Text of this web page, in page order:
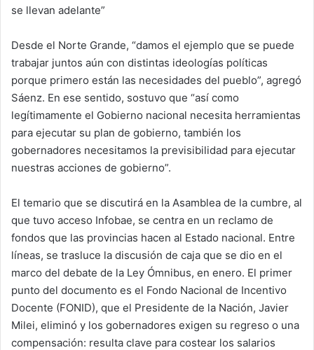
se llevan adelante”
Desde el Norte Grande, “damos el ejemplo que se puede
trabajar juntos aún con distintas ideologías políticas
porque primero están las necesidades del pueblo”, agregó
Sáenz. En ese sentido, sostuvo que “así como
legítimamente el Gobierno nacional necesita herramientas
para ejecutar su plan de gobierno, también los
gobernadores necesitamos la previsibilidad para ejecutar
nuestras acciones de gobierno”.
El temario que se discutirá en la Asamblea de la cumbre, al
que tuvo acceso Infobae, se centra en un reclamo de
fondos que las provincias hacen al Estado nacional. Entre
líneas, se trasluce la discusión de caja que se dio en el
marco del debate de la Ley Ómnibus, en enero. El primer
punto del documento es el Fondo Nacional de Incentivo
Docente (FONID), que el Presidente de la Nación, Javier
Milei, eliminó y los gobernadores exigen su regreso o una
compensación: resulta clave para costear los salarios